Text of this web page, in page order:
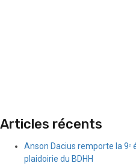
Articles récents
Anson Dacius remporte la 9ᵉ
plaidoirie du BDHH